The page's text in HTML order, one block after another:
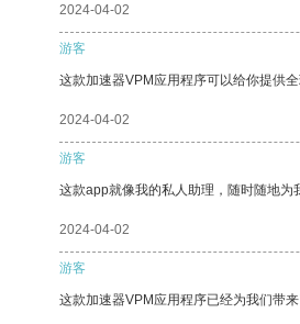
2024-04-02
游客
这款加速器VPM应用程序可以给你提供
2024-04-02
游客
这款app就像我的私人助理，随时随地为
2024-04-02
游客
这款加速器VPM应用程序已经为我们带